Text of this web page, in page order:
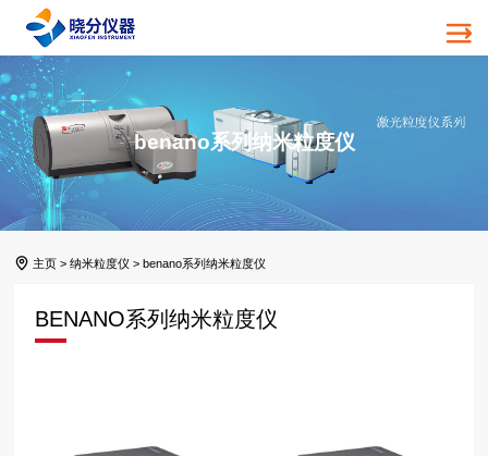
benano系列纳米粒度仪
主页 >纳米粒度仪 >benano系列纳米粒度仪
BENANO系列纳米粒度仪